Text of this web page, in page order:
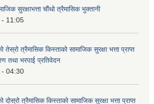
सुरक्षाभत्ता चौंथो त्रैमासिक भुक्तानी
11:05
त्रैमासिक किस्ताको सामाजिक सुरक्षा भत्ता प्राप्त
तथा भरपाई प्रतिवेदन
04:30
त्रैमासिक किस्ताको सामाजिक सुरक्षा भत्ता प्राप्त